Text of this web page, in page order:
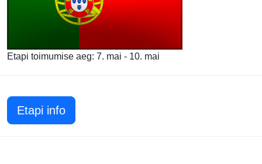
Etapi toimumise aeg: 7. mai - 10. mai
Etapi info